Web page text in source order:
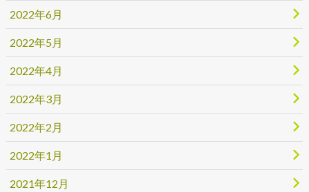
2022年6月
2022年5月
2022年4月
2022年3月
2022年2月
2022年1月
2021年12月